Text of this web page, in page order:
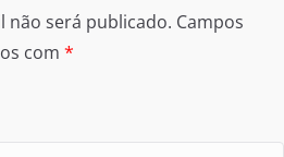
não será publicado. Campos
com *